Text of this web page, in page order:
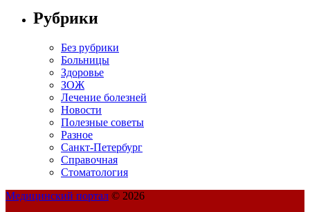
Рубрики
Без рубрики
Больницы
Здоровье
ЗОЖ
Лечение болезней
Новости
Полезные советы
Разное
Санкт-Петербург
Справочная
Стоматология
Медицинский портал © 2026